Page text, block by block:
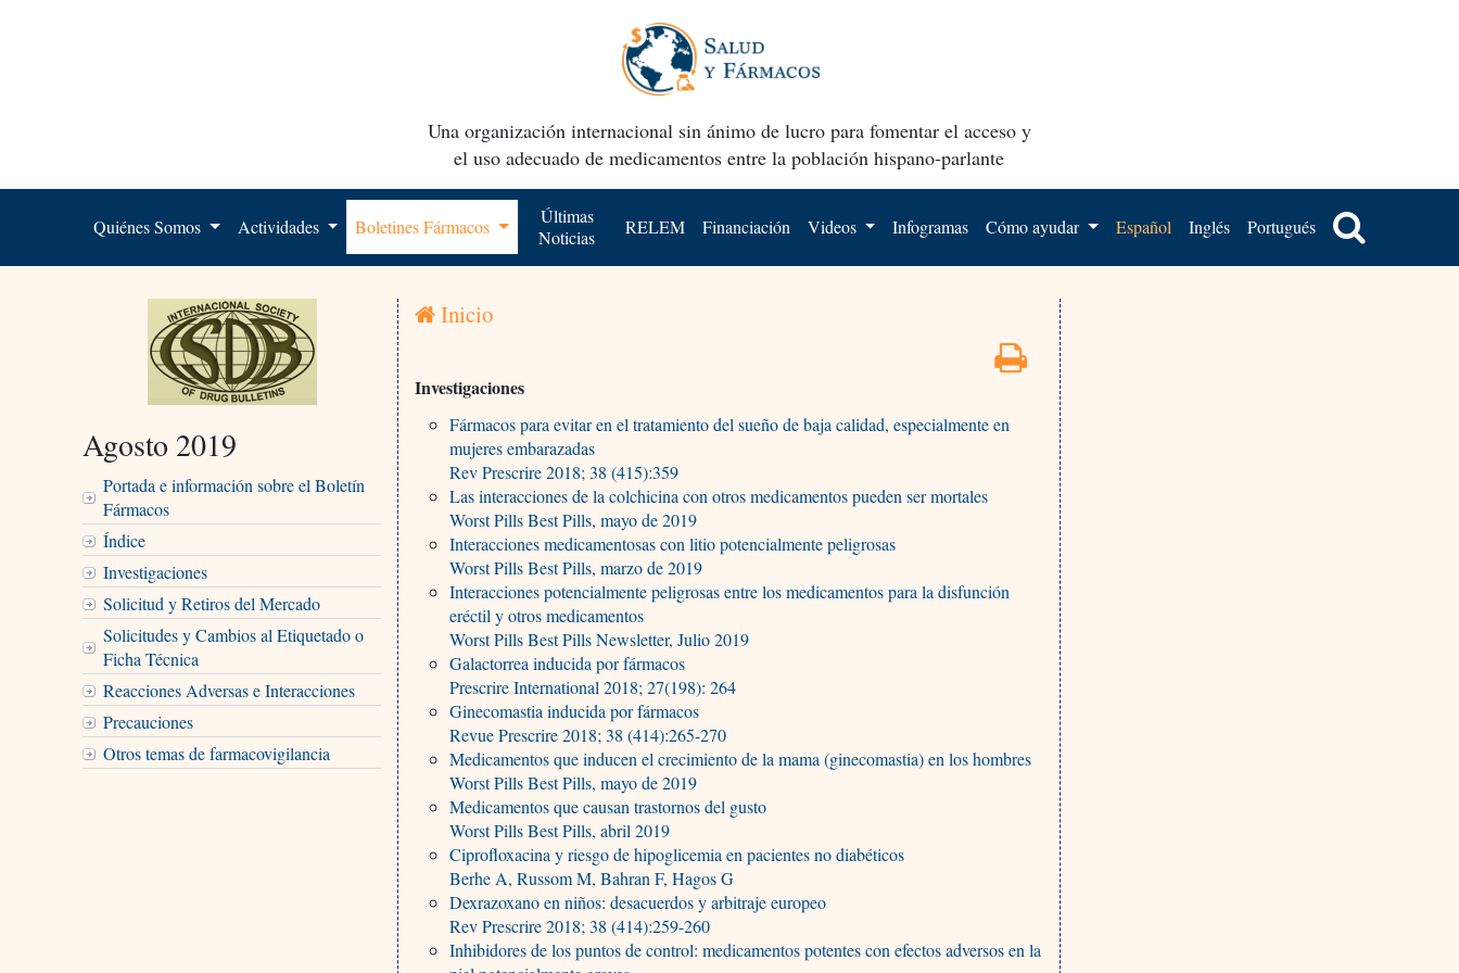
Una organización internacional sin ánimo de lucro para fomentar el acceso y
el uso adecuado de medicamentos entre la población hispano-parlante
Quiénes Somos Actividades Boletines Fármacos
Últimas
Noticias
RELEM Financiación Videos Infogramas Cómo ayudar Español Inglés Portugués
Agosto 2019
Portada e información sobre el Boletín
Fármacos
Índice
Investigaciones
Solicitud y Retiros del Mercado
Solicitudes y Cambios al Etiquetado o
Ficha Técnica
Reacciones Adversas e Interacciones
Precauciones
Otros temas de farmacovigilancia
Inicio
Investigaciones
Fármacos para evitar en el tratamiento del sueño de baja calidad, especialmente en
mujeres embarazadas
Rev Prescrire 2018; 38 (415):359
Las interacciones de la colchicina con otros medicamentos pueden ser mortales
Worst Pills Best Pills, mayo de 2019
Interacciones medicamentosas con litio potencialmente peligrosas
Worst Pills Best Pills, marzo de 2019
Interacciones potencialmente peligrosas entre los medicamentos para la disfunción
eréctil y otros medicamentos
Worst Pills Best Pills Newsletter, Julio 2019
Galactorrea inducida por fármacos
Prescrire International 2018; 27(198): 264
Ginecomastia inducida por fármacos
Revue Prescrire 2018; 38 (414):265-270
Medicamentos que inducen el crecimiento de la mama (ginecomastia) en los hombres
Worst Pills Best Pills, mayo de 2019
Medicamentos que causan trastornos del gusto
Worst Pills Best Pills, abril 2019
Ciprofloxacina y riesgo de hipoglicemia en pacientes no diabéticos
Berhe A, Russom M, Bahran F, Hagos G
Dexrazoxano en niños: desacuerdos y arbitraje europeo
Rev Prescrire 2018; 38 (414):259-260
Inhibidores de los puntos de control: medicamentos potentes con efectos adversos en la